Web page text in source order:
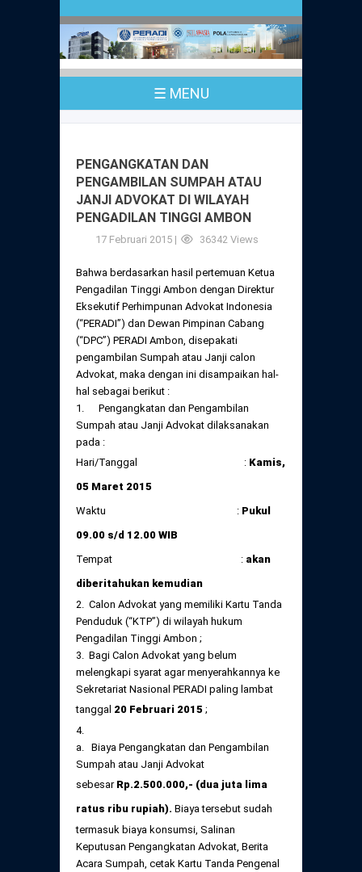
☰ MENU
Sejarah
Pusat Bantuan Hukum
Peraturan
Anggaran Dasar
Peraturan Magang
Peraturan Perpindahan Domisili Anggota
Perubahan Peraturan Perpindahan Domisili
Anggota
PKPA
UPA
Magang
Pengangkatan & Pengambilan Sumpah
Syarat Pengangkatan & Pengambilan
Sumpah
Pengumuman
Dewan Kehormatan
Dewan Kehormatan Pusat
Dewan Kehormatan Daerah
Peraturan Pelaksanaan
Daftar Perkara Dewan Kehormatan Pusat
Daftar Perkara Dewan Kehormatan Daerah
Komisi Pengawas
Komisi Pengawas Daerah
Peraturan Pelaksanaan
Internasional
Certificate of Good Standing (COGS)
PENGANGKATAN DAN
PENGAMBILAN SUMPAH ATAU
JANJI ADVOKAT DI WILAYAH
PENGADILAN TINGGI AMBON
17 Februari 2015 | 36342 Views
Bahwa berdasarkan hasil pertemuan Ketua
Pengadilan Tinggi Ambon dengan Direktur
Eksekutif Perhimpunan Advokat Indonesia
(“PERADI”) dan Dewan Pimpinan Cabang
(“DPC”) PERADI Ambon, disepakati
pengambilan Sumpah atau Janji calon
Advokat, maka dengan ini disampaikan hal-
hal sebagai berikut :
1. Pengangkatan dan Pengambilan
Sumpah atau Janji Advokat dilaksanakan
pada :
Hari/Tanggal : Kamis,
05 Maret 2015
Waktu : Pukul
09.00 s/d 12.00 WIB
Tempat : akan
diberitahukan kemudian
2. Calon Advokat yang memiliki Kartu Tanda
Penduduk (“KTP”) di wilayah hukum
Pengadilan Tinggi Ambon ;
3. Bagi Calon Advokat yang belum
melengkapi syarat agar menyerahkannya ke
Sekretariat Nasional PERADI paling lambat
tanggal 20 Februari 2015 ;
4.
a. Biaya Pengangkatan dan Pengambilan
Sumpah atau Janji Advokat
sebesar Rp.2.500.000,- (dua juta lima
ratus ribu rupiah). Biaya tersebut sudah
termasuk biaya konsumsi, Salinan
Keputusan Pengangkatan Advokat, Berita
Acara Sumpah, cetak Kartu Tanda Pengenal